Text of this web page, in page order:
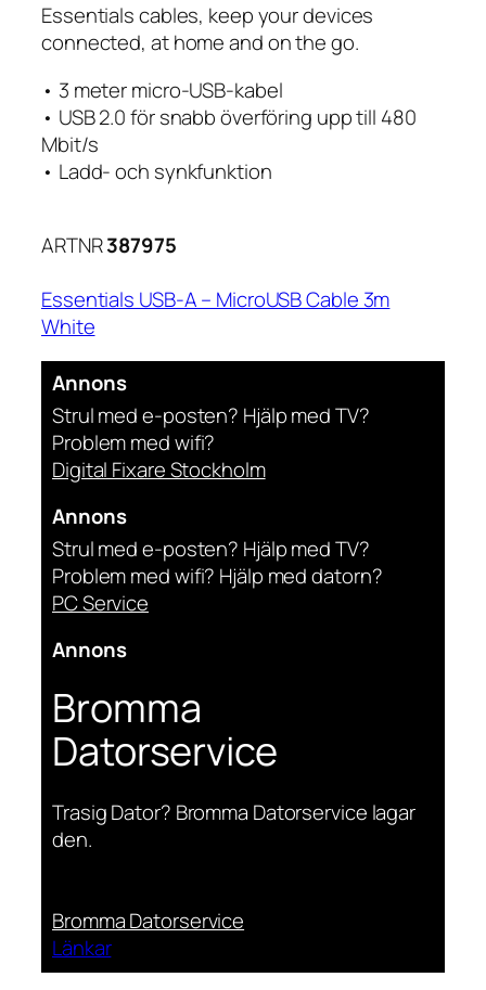
Essentials cables, keep your devices
connected, at home and on the go.
• 3 meter micro-USB-kabel
• USB 2.0 för snabb överföring upp till 480
Mbit/s
• Ladd- och synkfunktion
ARTNR387975
Essentials USB-A – MicroUSB Cable 3m
White
Annons
Strul med e-posten? Hjälp med TV?
Problem med wifi?
Digital Fixare Stockholm
Annons
Strul med e-posten? Hjälp med TV?
Problem med wifi? Hjälp med datorn?
PC Service
Annons
Bromma
Datorservice
Trasig Dator? Bromma Datorservice lagar
den.
Bromma Datorservice
Länkar